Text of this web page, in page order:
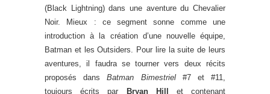
(Black Lightning) dans une aventure du Chevalier
Noir. Mieux : ce segment sonne comme une
introduction à la création d’une nouvelle équipe,
Batman et les Outsiders. Pour lire la suite de leurs
aventures, il faudra se tourner vers deux récits
proposés dansBatman Bimestriel#7 et #11,
toujours écrits par
Bryan Hill et contenant